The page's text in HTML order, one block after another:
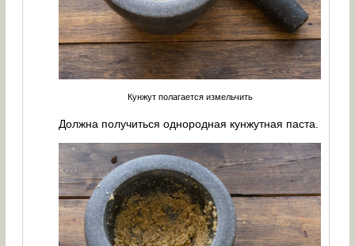
Кунжут полагается измельчить
Должна получиться однородная кунжутная паста.